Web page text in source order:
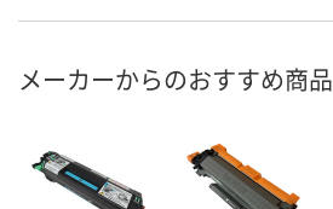
メーカーからのおすすめ商品